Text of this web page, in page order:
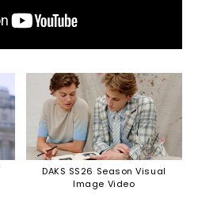
DAKS SS26 Season Visual
Image Video